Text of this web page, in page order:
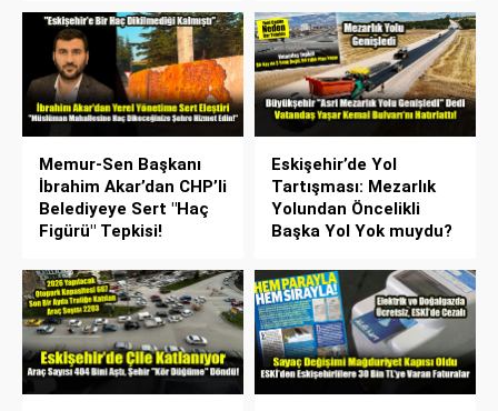
Memur-Sen Başkanı
İbrahim Akar’dan CHP’li
Belediyeye Sert "Haç
Figürü" Tepkisi!
Eskişehir’de Yol
Tartışması: Mezarlık
Yolundan Öncelikli
Başka Yol Yok muydu?